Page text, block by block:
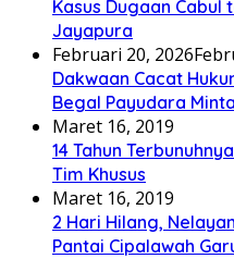
Kasus Dugaan Cabul
Jayapura
Februari 20, 2026
Dakwaan Cacat
Begal Payudara
Maret 16, 2019
14 Tahun
Tim Khusus
Maret 16, 2019
2 Hari Hilang,
Pantai Cipalawah